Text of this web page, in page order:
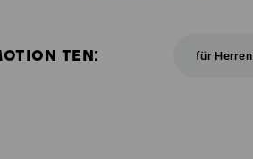
TEN: für Herren